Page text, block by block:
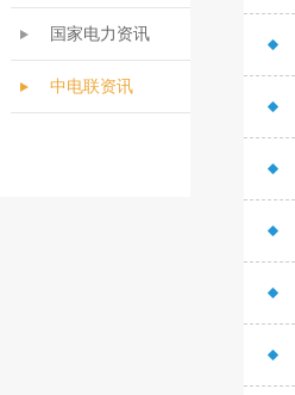
国家电力资讯
中电联资讯